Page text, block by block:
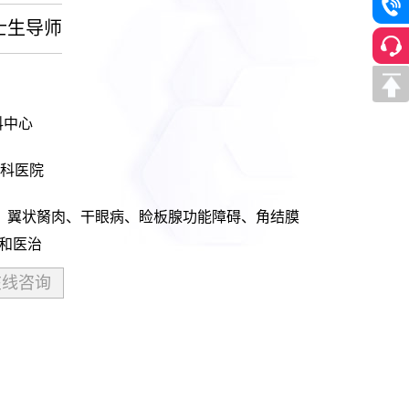
生导师
中心
医院
翼状胬肉、干眼病、睑板腺功能障碍、角结膜
医治
咨询